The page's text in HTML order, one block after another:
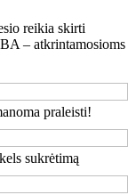
reikia skirti
– atkrintamosioms
praleisti!
sukrėtimą